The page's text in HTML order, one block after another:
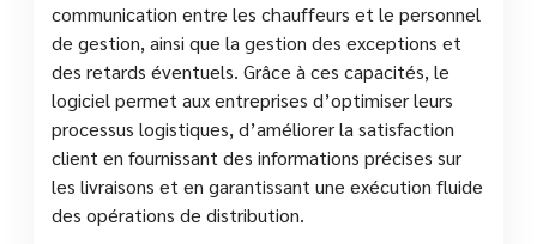
communication entre les chauffeurs et le personnel
de gestion, ainsi que la gestion des exceptions et
des retards éventuels. Grâce à ces capacités, le
logiciel permet aux entreprises d’optimiser leurs
processus logistiques, d’améliorer la satisfaction
client en fournissant des informations précises sur
les livraisons et en garantissant une exécution fluide
des opérations de distribution.